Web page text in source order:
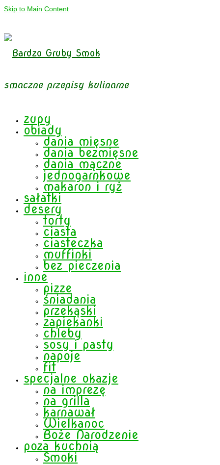
Skip to Main Content
smaczne przepisy kulinarne
zupy
obiady
dania mięsne
dania bezmięsne
dania mączne
jednogarnkowe
makaron i ryż
sałatki
desery
torty
ciasta
ciasteczka
muffinki
bez pieczenia
inne
pizze
śniadania
przekąski
zapiekanki
chleby
sosy i pasty
napoje
fit
specjalne okazje
na imprezę
na grilla
karnawał
Wielkanoc
Boże Narodzenie
poza kuchnią
Smoki